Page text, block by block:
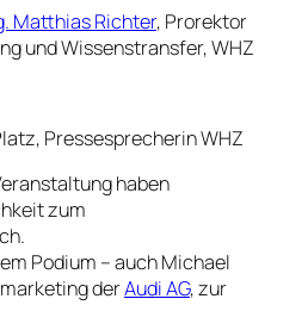
Matthias Richter, Prorektor
und Wissenstransfer, WHZ
Pressesprecherin WHZ
haben
zum
Podium – auch Michael
derAudi AG, zur